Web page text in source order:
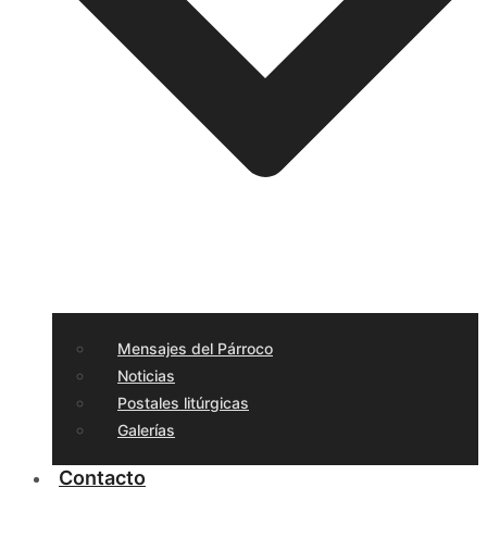
Mensajes del Párroco
Noticias
Postales litúrgicas
Galerías
Contacto